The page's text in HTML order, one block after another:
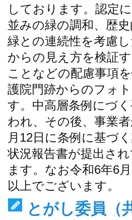
しております。認定
並みの緑の調和、歴
緑との連続性を考慮
からの見え方を検証
ことなどの配慮事項
護院門跡からのフォ
す。中高層条例にづ
われ、その後、事業
月12日に条例に基づ
状況報告書が提出さ
ます。なお令和6年6
以上でございます。
とがし委員（